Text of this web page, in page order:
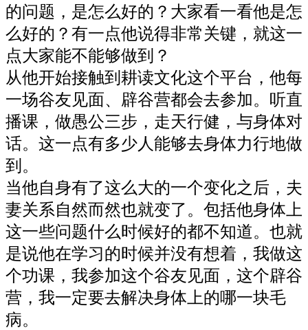
的问题，是怎么好的？大家看一看他是怎
么好的？有一点他说得非常关键，就这一
点大家能不能够做到？
从他开始接触到耕读文化这个平台，他每
一场谷友见面、辟谷营都会去参加。听直
播课，做愚公三步，走天行健，与身体对
话。这一点有多少人能够去身体力行地做
到。
当他自身有了这么大的一个变化之后，夫
妻关系自然而然也就变了。包括他身体上
这一些问题什么时候好的都不知道。也就
是说他在学习的时候并没有想着，我做这
个功课，我参加这个谷友见面，这个辟谷
营，我一定要去解决身体上的哪一块毛
病。